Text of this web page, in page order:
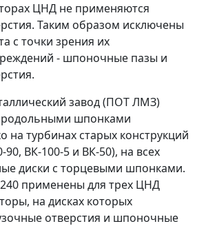
ЦНД не применяются
Таким образом исключены
с точки зрения их
- шпоночные пазы и
завод (ПОТ ЛМЗ)
шпонками
на турбинах старых конструкций
BК-100-5 и ВК-50), на всех
диски с торцевыми шпонками.
применены для трех ЦНД
на дисках которых
отверстия и шпоночные